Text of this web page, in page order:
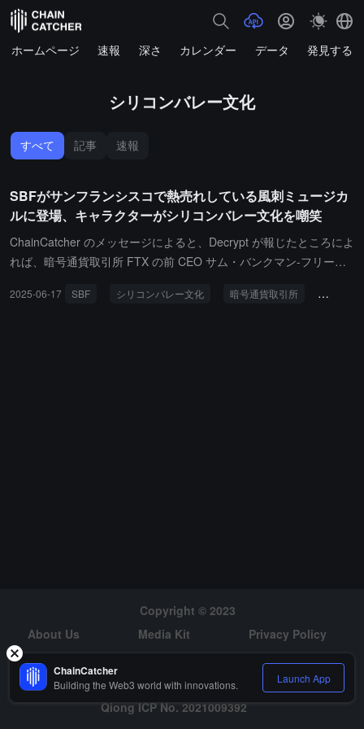
ホームページ 速報 深さ カレンダー データ 発見する
シリコンバレー文化
すべて 記事 速報
SBFがサンフランシスコで熱売れしている風刺ミュージカ
ルに登場、キャラクターがシリコンバレー文化を嘲笑
ChainCatcher のメッセージによると、Decrypt が報じたところによ
れば、暗号通貨取引所 FTX の前 CEO サム・バンクマン-フリード
た。この劇はブルックリン刑務所を舞台にしており、SBF が殺人の
2025-06-17 SBF シリコンバレー文化 暗号通貨取引所 風刺ミ
Copyright © 2023
About Us
Media Kit
Privacy Policy
Risk Warning
Hiring
Qiong ICP No. 2021009392
ChainCatcher
Building the Web3 world with innovations. Launch App